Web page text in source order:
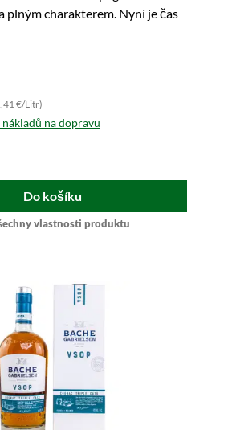
plným charakterem. Nyní je čas
€/Litr)
na dopravu
Do košíku
vlastnosti produktu